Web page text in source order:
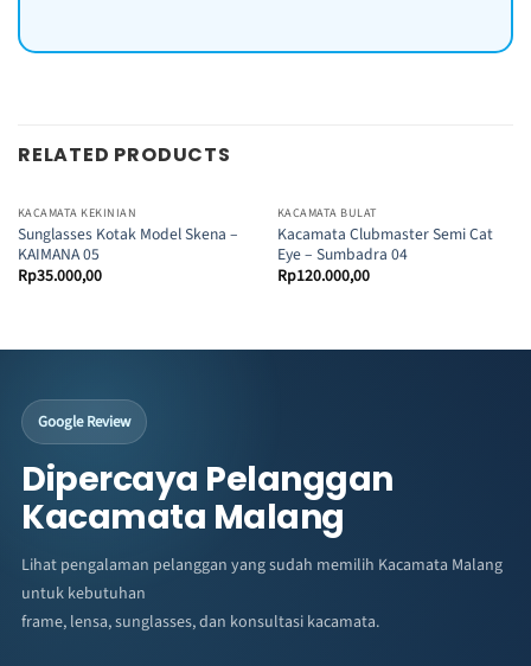
RELATED PRODUCTS
KACAMATA KEKINIAN
Sunglasses Kotak Model Skena –
KAIMANA 05
Rp35.000,00
KACAMATA BULAT
Kacamata Clubmaster Semi Cat
Eye – Sumbadra 04
Rp120.000,00
Google Review
Dipercaya Pelanggan
Kacamata Malang
Lihat pengalaman pelanggan yang sudah memilih Kacamata Malang
untuk kebutuhan
frame, lensa, sunglasses, dan konsultasi kacamata.